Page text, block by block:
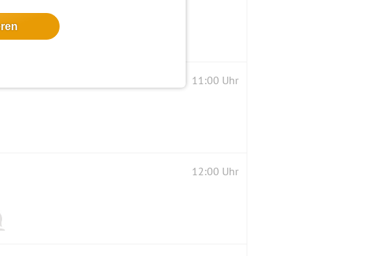
11:00 Uhr
12:00 Uhr